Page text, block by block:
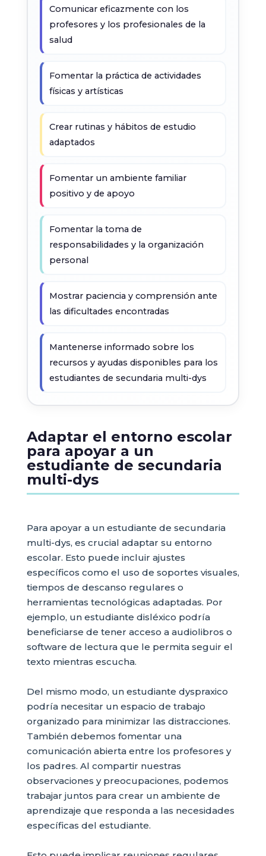
Comunicar eficazmente con los
profesores y los profesionales de la
salud
Fomentar la práctica de actividades
físicas y artísticas
Crear rutinas y hábitos de estudio
adaptados
Fomentar un ambiente familiar
positivo y de apoyo
Fomentar la toma de
responsabilidades y la organización
personal
Mostrar paciencia y comprensión ante
las dificultades encontradas
Mantenerse informado sobre los
recursos y ayudas disponibles para los
estudiantes de secundaria multi-dys
Adaptar el entorno escolar
para apoyar a un
estudiante de secundaria
multi-dys
Para apoyar a un estudiante de secundaria
multi-dys, es crucial adaptar su entorno
escolar. Esto puede incluir ajustes
específicos como el uso de soportes visuales,
tiempos de descanso regulares o
herramientas tecnológicas adaptadas. Por
ejemplo, un estudiante disléxico podría
beneficiarse de tener acceso a audiolibros o
software de lectura que le permita seguir el
texto mientras escucha.
Del mismo modo, un estudiante dyspraxico
podría necesitar un espacio de trabajo
organizado para minimizar las distracciones.
También debemos fomentar una
comunicación abierta entre los profesores y
los padres. Al compartir nuestras
observaciones y preocupaciones, podemos
trabajar juntos para crear un ambiente de
aprendizaje que responda a las necesidades
específicas del estudiante.